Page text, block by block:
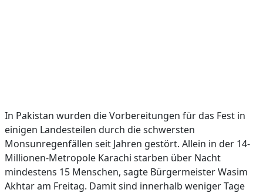
In Pakistan wurden die Vorbereitungen für das Fest in
einigen Landesteilen durch die schwersten
Monsunregenfällen seit Jahren gestört. Allein in der 14-
Millionen-Metropole Karachi starben über Nacht
mindestens 15 Menschen, sagte Bürgermeister Wasim
Akhtar am Freitag. Damit sind innerhalb weniger Tage